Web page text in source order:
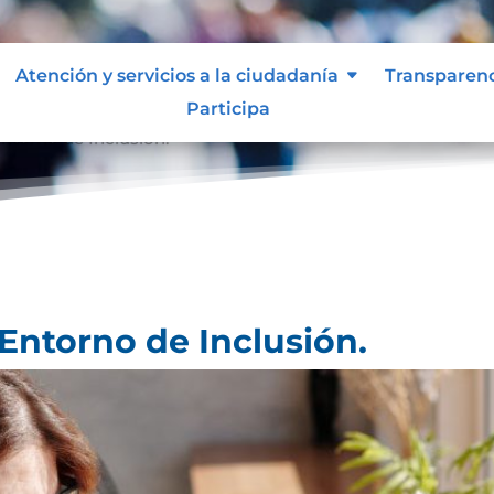
Atención y servicios a la ciudadanía
Participa
de Inclusión.
de Inclusión.